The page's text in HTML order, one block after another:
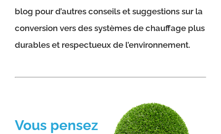
blog pour d’autres conseils et suggestions sur la
conversion vers des systèmes de chauffage plus
durables et respectueux de l’environnement.
Vous pensez